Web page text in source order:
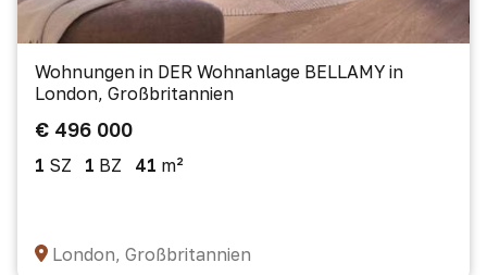
Wohnungen in DER Wohnanlage BELLAMY in
London, Großbritannien
€ 496 000
1 SZ 1 BZ 41 m²
London, Großbritannien